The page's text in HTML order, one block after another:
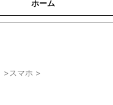
ホーム
>スマホ >